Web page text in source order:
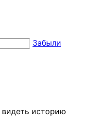
Забыли
видеть историю